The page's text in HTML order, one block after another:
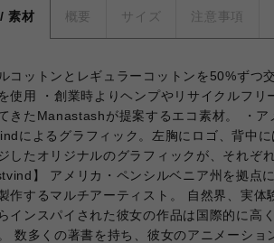
素材 概要 サイズ 注意事項
コットンとレギュラーコットンを50%ずつ
使用 ・創業時よりヘンプやリサイクルフリ
きたManastashが提案するエコ素材。 ・ア
によるグラフィック。左胸にロゴ、背中
したオリジナルのグラフィックが、それぞ
】 アメリカ・ペンシルベニア州を拠点
作するマルチアーティスト。 自然界、実体
インスパイされた彼女の作品は国際的に高
数多くの著書を持ち、彼女のアニメーショ